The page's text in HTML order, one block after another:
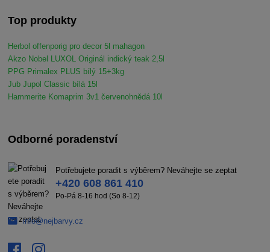
Top produkty
Herbol offenporig pro decor 5l mahagon
Akzo Nobel LUXOL Originál indický teak 2,5l
PPG Primalex PLUS bílý 15+3kg
Jub Jupol Classic bílá 15l
Hammerite Komaprim 3v1 červenohnědá 10l
Odborné poradenství
Potřebujete poradit s výběrem? Neváhejte se zeptat
+420 608 861 410
Po-Pá 8-16 hod (So 8-12)
info@nejbarvy.cz